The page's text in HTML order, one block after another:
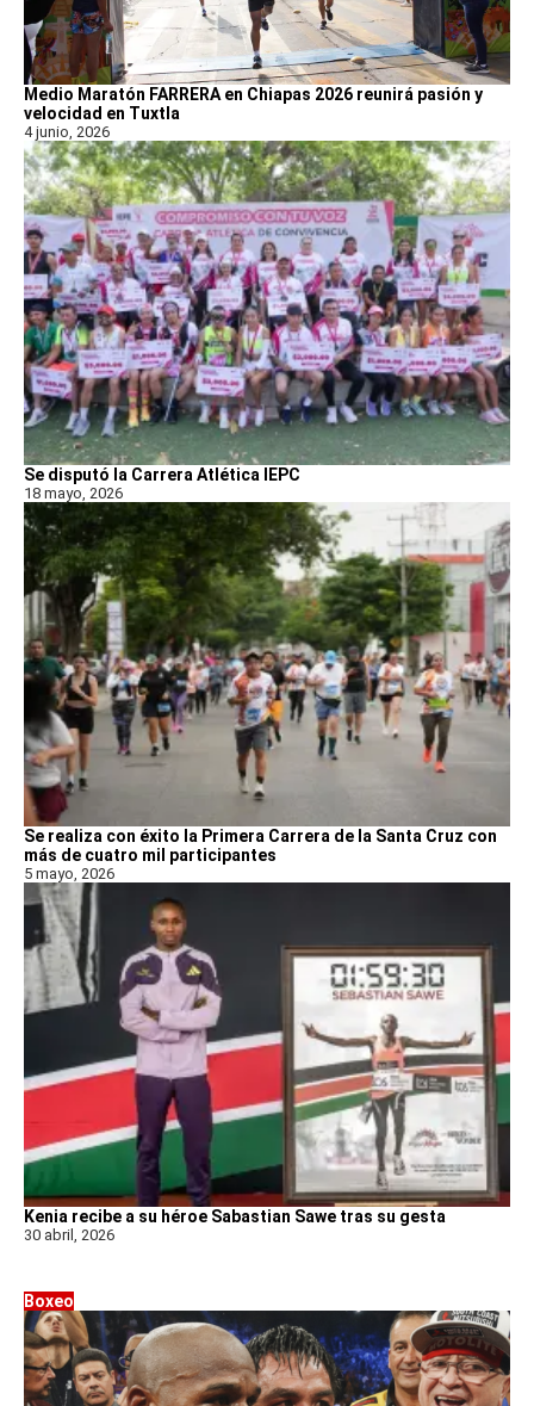
Medio Maratón FARRERA en Chiapas 2026 reunirá pasión y
velocidad en Tuxtla
4 junio, 2026
Se disputó la Carrera Atlética IEPC
18 mayo, 2026
Se realiza con éxito la Primera Carrera de la Santa Cruz con
más de cuatro mil participantes
5 mayo, 2026
Kenia recibe a su héroe Sabastian Sawe tras su gesta
30 abril, 2026
Boxeo